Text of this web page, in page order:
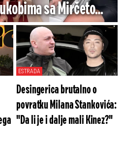
sa Mirčetom
- Ovo je razlog
ESTRADA
Desingerica brutalno o
povratku Milana Stankovića:
"Da li je i dalje mali Kinez?"